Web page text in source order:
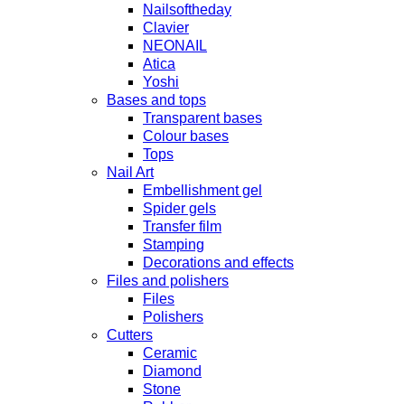
Nailsoftheday
Clavier
NEONAIL
Atica
Yoshi
Bases and tops
Transparent bases
Colour bases
Tops
Nail Art
Embellishment gel
Spider gels
Transfer film
Stamping
Decorations and effects
Files and polishers
Files
Polishers
Cutters
Ceramic
Diamond
Stone